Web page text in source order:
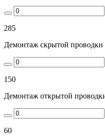
285
Демонтаж скрытой
150
Демонтаж открытой
60